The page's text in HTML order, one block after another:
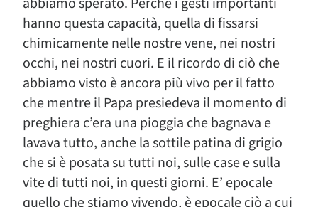
hanno questa capacità, quella di fissarsi
chimicamente nelle nostre vene, nei nostri
occhi, nei nostri cuori. E il ricordo di ciò che
abbiamo visto è ancora più vivo per il fatto
che mentre il Papa presiedeva il momento di
preghiera c’era una pioggia che bagnava e
lavava tutto, anche la sottile patina di grigio
che si è posata su tutti noi, sulle case e sulla
vite di tutti noi, in questi giorni. E’ epocale
quello che stiamo vivendo, è epocale ciò a cui